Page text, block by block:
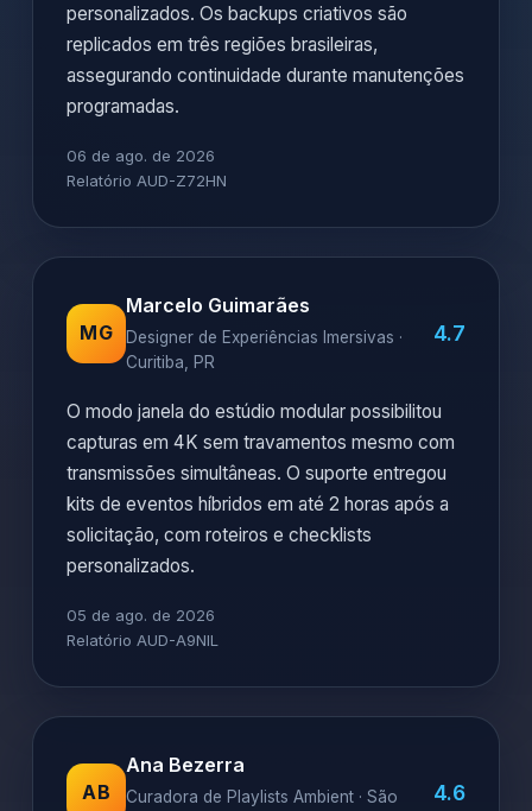
personalizados. Os backups criativos são
replicados em três regiões brasileiras,
assegurando continuidade durante manutenções
programadas.
06 de ago. de 2026
Relatório AUD-Z72HN
MG
Marcelo Guimarães
Designer de Experiências Imersivas ·
Curitiba, PR
4.7
O modo janela do estúdio modular possibilitou
capturas em 4K sem travamentos mesmo com
transmissões simultâneas. O suporte entregou
kits de eventos híbridos em até 2 horas após a
solicitação, com roteiros e checklists
personalizados.
05 de ago. de 2026
Relatório AUD-A9NIL
AB
Ana Bezerra
Curadora de Playlists Ambient · São
4.6